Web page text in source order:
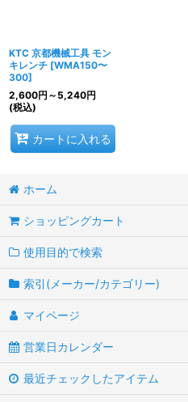
KTC 京都機械工具 モン
キレンチ [WMA150〜
300]
2,600円 ～5,240円
(税込)
カートに入れる
ホーム
ショッピングカート
使用目的で検索
索引(メーカー/カテゴリー)
マイページ
営業日カレンダー
最近チェックしたアイテム